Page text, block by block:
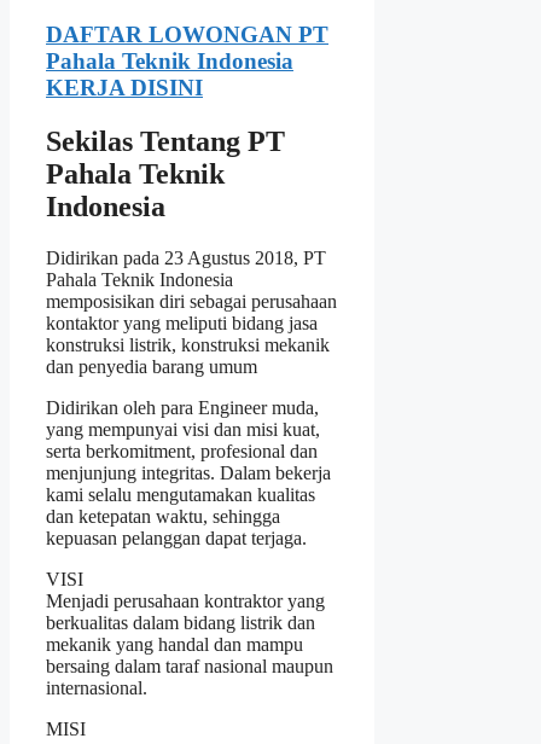
DAFTAR LOWONGAN PT
Pahala Teknik Indonesia
KERJA DISINI
Sekilas Tentang PT
Pahala Teknik
Indonesia
Didirikan pada 23 Agustus 2018, PT
Pahala Teknik Indonesia
memposisikan diri sebagai perusahaan
kontaktor yang meliputi bidang jasa
konstruksi listrik, konstruksi mekanik
dan penyedia barang umum
Didirikan oleh para Engineer muda,
yang mempunyai visi dan misi kuat,
serta berkomitment, profesional dan
menjunjung integritas. Dalam bekerja
kami selalu mengutamakan kualitas
dan ketepatan waktu, sehingga
kepuasan pelanggan dapat terjaga.
VISI
Menjadi perusahaan kontraktor yang
berkualitas dalam bidang listrik dan
mekanik yang handal dan mampu
bersaing dalam taraf nasional maupun
internasional.
MISI